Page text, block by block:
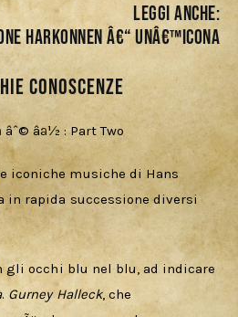
LEGGI ANCHE:
HARKONNEN â€“ UNâ€™ICONA
conoscenze
iconiche musiche di Hans
in rapida successione diversi
gli occhi blu nel blu, ad indicare
. Gurney Halleck, che